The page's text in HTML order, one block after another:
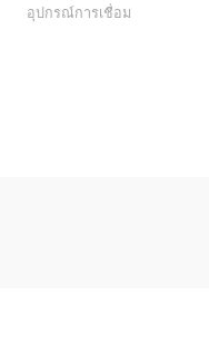
อุปกรณ์การเชื่อม